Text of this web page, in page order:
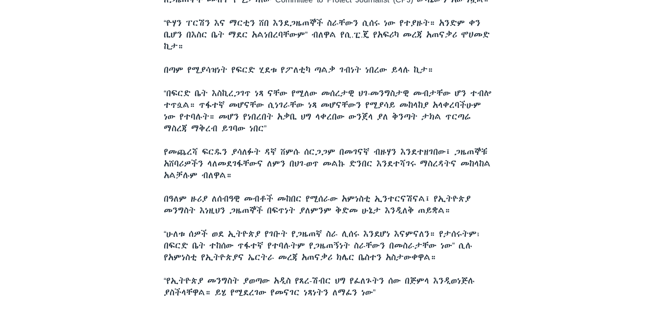
“ዮሃን ፐርሽን እና ማርቲን ሸበ እንደጋዜጠኞች ስራቸውን ሲሰሩ ነው የተያዙት። አንድም ቀን
ቢሆን በእስር ቤት ማደር አልነበረባቸውም” ብለዋል የሲ.ፒ.ጄ የአፍሪካ መረጃ አጠናቃሪ ሞሀመድ
ኪታ።
በጣም የሚያሳዝነት የፍርድ ሂደቱ የፖለቲካ ጣልቃ ገብነት ነበረው ይላሉ ኪታ።
“በፍርድ ቤት እስኪረጋገጥ ነጻ ናቸው የሚለው መሰረታዊ ህገ-መንግስታዊ መብታቸው ሆን ተብሎ
ተጥሷል። ጥፋተኛ መሆናቸው ሲነገራቸው ነጻ መሆናቸውን የሚያሳይ መከላከያ አላቀረባችሁም
ነው የተባሉት። መሆን የነበረበት አቃቢ ህግ ላቀረበው ውንጀላ ያለ ቅንጣት ታክል ጥርጣሬ
ማስረጃ ማቅረብ ይገባው ነበር”
የመጨረሻ ፍርዱን ያሳለፉት ዳኛ ሸምሱ ሰርጋጋም በመገናኛ ብዙሃን እንደተዘገበው፤ ጋዜጠኞቹ
አሸባሪዎችን ላለመደገፋቸውና ለምን በህገ-ወጥ መልኩ ድንበር እንደተሻገሩ ማስረዳትና መከላከል
አልቻሉም ብለዋል።
በዓለም ዙሪያ ለሰብዓዊ መብቶች መከበር የሚሰራው አምነስቲ ኢንተርናሽናል፤ የኢትዮጵያ
መንግስት እነዚህን ጋዜጠኞች በፍጥነት ያለምንም ቅድመ ሁኔታ እንዲለቅ ጠይቋል።
“ሁለቱ ሰዎች ወደ ኢትዮጵያ የገቡት የጋዜጠኛ ስራ ሊሰሩ እንደሆነ እናምናለን። የታሰሩትም፣
በፍርድ ቤት ተከሰው ጥፋተኛ የተባሉትም የጋዜጠኝነት ስራቸውን በመስራታቸው ነው” ሲሉ
የአምነስቲ የኢትዮጵያና ኤርትራ መረጃ አጠናቃሪ ክሌር ቤስተን አስታውቀዋል።
“የኢትዮጵያ መንግስት ያወጣው አዲስ የጸረ-ሽብር ህግ የፈለጉትን ሰው በጅምላ እንዲወነጅሉ
ያስችላቸዋል። ይሄ የሚደረገው የመናገር ነጻነትን ለማፈን ነው”